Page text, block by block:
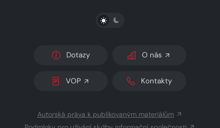
PŘEPNOUT SVĚTLÝ/TMAVÝ REŽIM
Dotazy O nás
VOP Kontakty
Autorská práva k publikovaným materiálům